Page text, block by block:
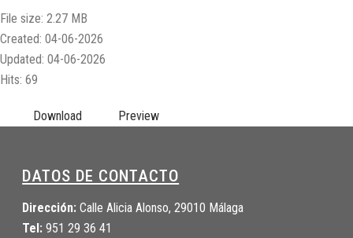
File size: 2.27 MB
Created: 04-06-2026
Updated: 04-06-2026
Hits: 69
Download Preview
DATOS DE CONTACTO
Dirección: Calle Alicia Alonso, 29010 Málaga
Tel: 951 29 36 41